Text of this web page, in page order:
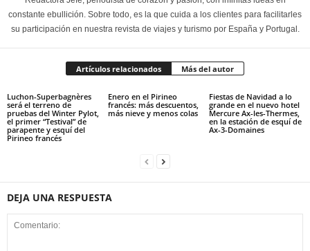
constante ebullición. Sobre todo, es la que cuida a los clientes para facilitarles
su participación en nuestra revista de viajes y turismo por España y Portugal.
Artículos relacionados Más del autor
Luchon-Superbagnères
será el terreno de
pruebas del Winter Pylot,
el primer “Testival” de
parapente y esquí del
Pirineo francés
Enero en el Pirineo
francés: más descuentos,
más nieve y menos colas
Fiestas de Navidad a lo
grande en el nuevo hotel
Mercure Ax-les-Thermes,
en la estación de esquí de
Ax-3-Domaines
DEJA UNA RESPUESTA